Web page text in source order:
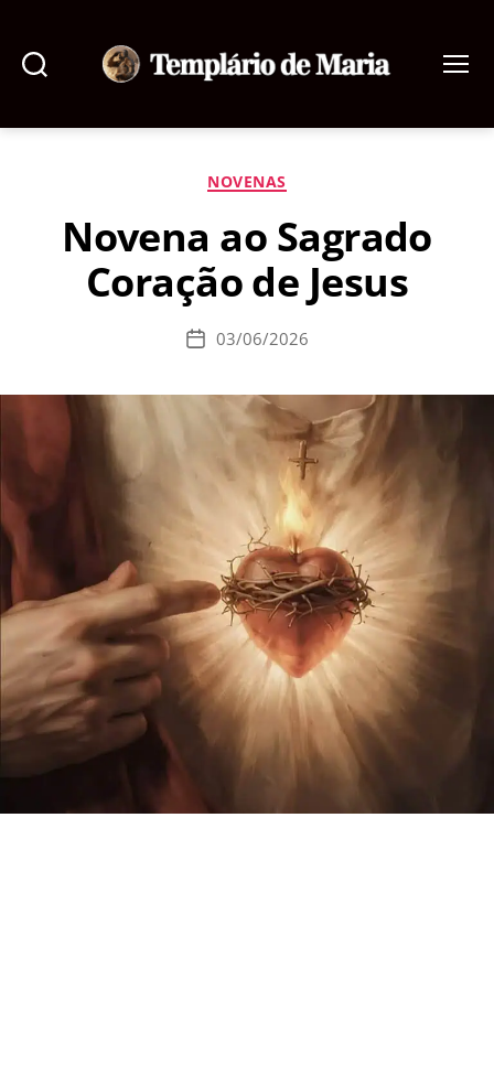
de
Categorias
NOVENAS
Novena ao Sagrado
Coração de Jesus
Data03/06/2026